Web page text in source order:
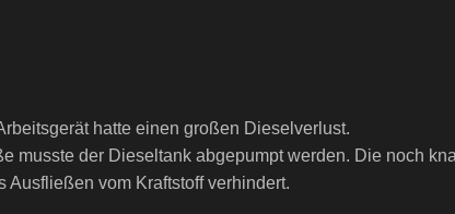
hatte einen großen Dieselverlust.
musste der Dieseltank abgepumpt werden. Die noch
Ausfließen vom Kraftstoff verhindert.